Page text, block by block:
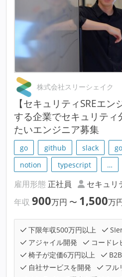
株式会社スリーシェイク
【セキュリティSREエ
する企業でセキュリティ
たいエンジニア募集
go github slack
notion
typescript …
雇用形態 正社員 セキュリ
年収 900万円 〜 1,500万
下限年収500万円以上
アジャイル開発
コードレ
椅子が定価6万円以上
自社サービスを開発
フル